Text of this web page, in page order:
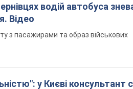
водій автобуса
Відео
з пасажирами та образ військових
у Києві консультант